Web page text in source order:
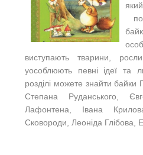
виступають тварини,
уособлюють певні ідеї та
розділі можете знайти байки
Степана Руданського,
Лафонтена, Івана
Сковороди, Леоніда Глібова,